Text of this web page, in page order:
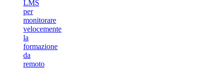
LMS
per
monitorare
velocemente
la
formazione
da
remoto